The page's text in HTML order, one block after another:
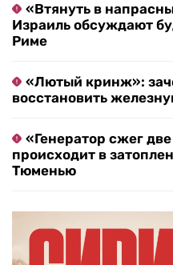
«Втянуть в
Израиль обсуждают
Риме
«Лютый кринж»:
восстановить
«Генератор сжег
происходит в
Тюменью